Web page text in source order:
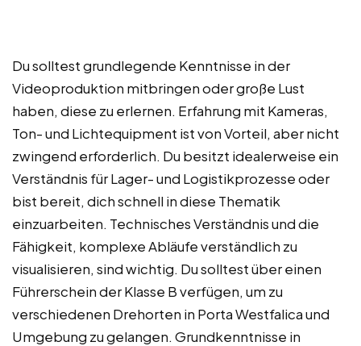
Du solltest grundlegende Kenntnisse in der
Videoproduktion mitbringen oder große Lust
haben, diese zu erlernen. Erfahrung mit Kameras,
Ton- und Lichtequipment ist von Vorteil, aber nicht
zwingend erforderlich. Du besitzt idealerweise ein
Verständnis für Lager- und Logistikprozesse oder
bist bereit, dich schnell in diese Thematik
einzuarbeiten. Technisches Verständnis und die
Fähigkeit, komplexe Abläufe verständlich zu
visualisieren, sind wichtig. Du solltest über einen
Führerschein der Klasse B verfügen, um zu
verschiedenen Drehorten in Porta Westfalica und
Umgebung zu gelangen. Grundkenntnisse in